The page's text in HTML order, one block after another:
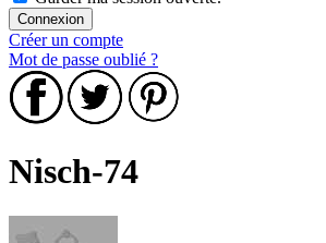
Créer un compte
Mot de passe oublié ?
Nisch-74